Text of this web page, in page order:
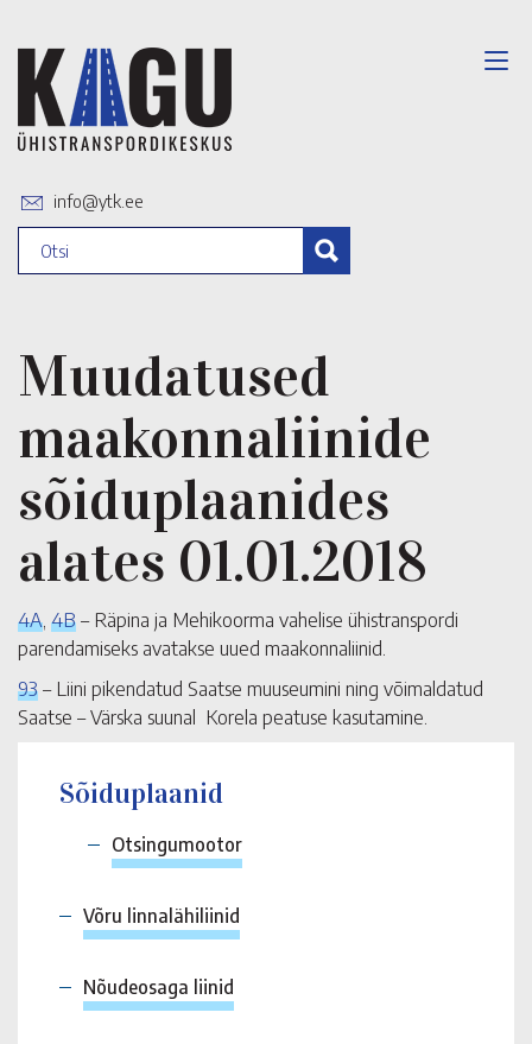
info@ytk.ee
Muudatused
maakonnaliinide
sõiduplaanides
alates 01.01.2018
4A 4B– Räpina ja Mehikoorma vahelise ühistranspordi
parendamiseks avatakse uued maakonnaliinid.
93– Liini pikendatud Saatse muuseumini ning võimaldatud
Saatse – Värska suunal Korela peatuse kasutamine.
Sõiduplaanid
Otsingumootor
Võru linnalähiliinid
Nõudeosaga liinid